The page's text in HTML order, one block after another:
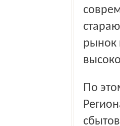
рынок
По этому пути пошла и российская реформа энергетики.